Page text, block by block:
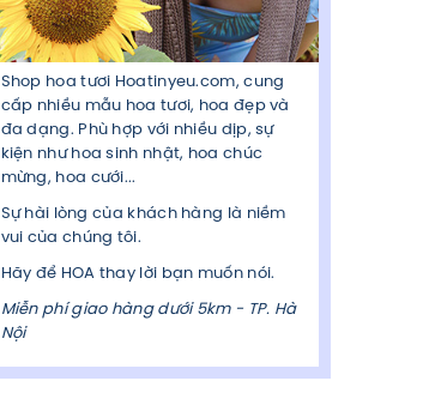
Shop hoa tươi Hoatinyeu.com, cung
cấp nhiều mẫu hoa tươi, hoa đẹp và
đa dạng. Phù hợp với nhiều dịp, sự
kiện như hoa sinh nhật, hoa chúc
mừng, hoa cưới...
Sự hài lòng của khách hàng là niềm
vui của chúng tôi.
Hãy để HOA thay lời bạn muốn nói.
Miễn phí giao hàng dưới 5km - TP. Hà
Nội